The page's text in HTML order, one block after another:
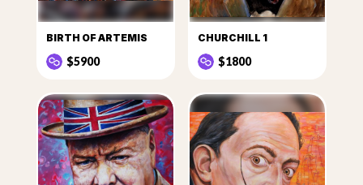
BIRTH OF ARTEMIS
$5900
CHURCHILL 1
$1800